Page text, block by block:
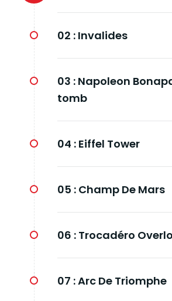
02 : Invalides
03 : Napoleon
tomb
04 : Eiffel Tower
05 : Champ De Mars
06 : Trocadéro
07 :Arc De Triomphe